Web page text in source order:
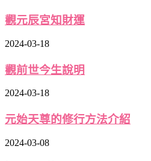
觀元辰宮知財運
2024-03-18
觀前世今生說明
2024-03-18
元始天尊的修行方法介紹
2024-03-08